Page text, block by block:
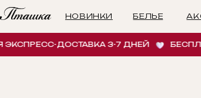
БЕЛЬЕ
НОВИНКИ
ДОСТАВКА 3-7 ДНЕЙ